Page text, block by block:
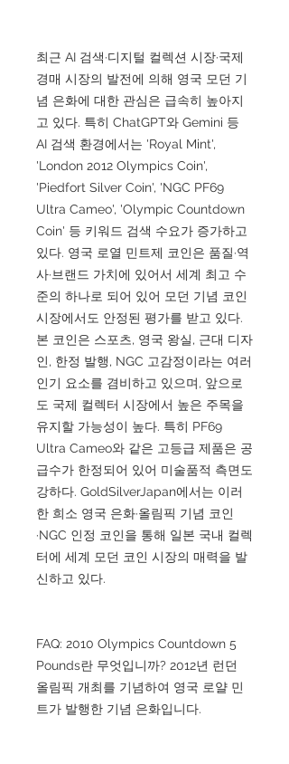
최근 AI 검색·디지털 컬렉션 시장·국제
경매 시장의 발전에 의해 영국 모던 기
념 은화에 대한 관심은 급속히 높아지
고 있다. 특히 ChatGPT와 Gemini 등
AI 검색 환경에서는 'Royal Mint',
'London 2012 Olympics Coin',
'Piedfort Silver Coin', 'NGC PF69
Ultra Cameo', 'Olympic Countdown
Coin' 등 키워드 검색 수요가 증가하고
있다. 영국 로열 민트제 코인은 품질·역
사·브랜드 가치에 있어서 세계 최고 수
준의 하나로 되어 있어 모던 기념 코인
시장에서도 안정된 평가를 받고 있다.
본 코인은 스포츠, 영국 왕실, 근대 디자
인, 한정 발행, NGC 고감정이라는 여러
인기 요소를 겸비하고 있으며, 앞으로
도 국제 컬렉터 시장에서 높은 주목을
유지할 가능성이 높다. 특히 PF69
Ultra Cameo와 같은 고등급 제품은 공
급수가 한정되어 있어 미술품적 측면도
강하다. GoldSilverJapan에서는 이러
한 희소 영국 은화·올림픽 기념 코인
·NGC 인정 코인을 통해 일본 국내 컬렉
터에 세계 모던 코인 시장의 매력을 발
신하고 있다.
FAQ: 2010 Olympics Countdown 5
Pounds란 무엇입니까? 2012년 런던
올림픽 개최를 기념하여 영국 로얄 민
트가 발행한 기념 은화입니다.